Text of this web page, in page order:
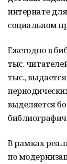
интернате
социальном
Ежегодно в
тыс.
тыс.,
выделяется
В рамках
по